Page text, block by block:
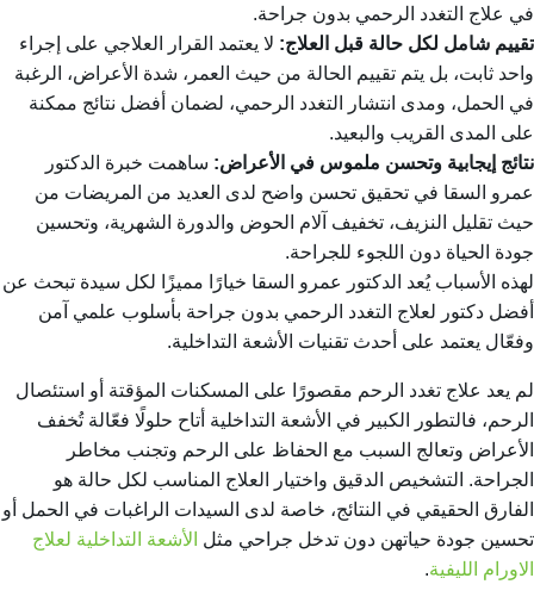
في علاج التغدد الرحمي بدون جراحة.
تقييم شامل لكل حالة قبل العلاج: لا يعتمد القرار العلاجي على إجراء
واحد ثابت، بل يتم تقييم الحالة من حيث العمر، شدة الأعراض، الرغبة
في الحمل، ومدى انتشار التغدد الرحمي، لضمان أفضل نتائج ممكنة
على المدى القريب والبعيد.
نتائج إيجابية وتحسن ملموس في الأعراض: ساهمت خبرة الدكتور
عمرو السقا في تحقيق تحسن واضح لدى العديد من المريضات من
حيث تقليل النزيف، تخفيف آلام الحوض والدورة الشهرية، وتحسين
جودة الحياة دون اللجوء للجراحة.
لهذه الأسباب يُعد الدكتور عمرو السقا خيارًا مميزًا لكل سيدة تبحث عن
أفضل دكتور لعلاج التغدد الرحمي بدون جراحة بأسلوب علمي آمن
وفعّال يعتمد على أحدث تقنيات الأشعة التداخلية.
لم يعد علاج تغدد الرحم مقصورًا على المسكنات المؤقتة أو استئصال
الرحم، فالتطور الكبير في الأشعة التداخلية أتاح حلولًا فعّالة تُخفف
الأعراض وتعالج السبب مع الحفاظ على الرحم وتجنب مخاطر
الجراحة. التشخيص الدقيق واختيار العلاج المناسب لكل حالة هو
الفارق الحقيقي في النتائج، خاصة لدى السيدات الراغبات في الحمل أو
تحسين جودة حياتهن دون تدخل جراحي مثل الأشعة التداخلية لعلاج
الاورام الليفية.